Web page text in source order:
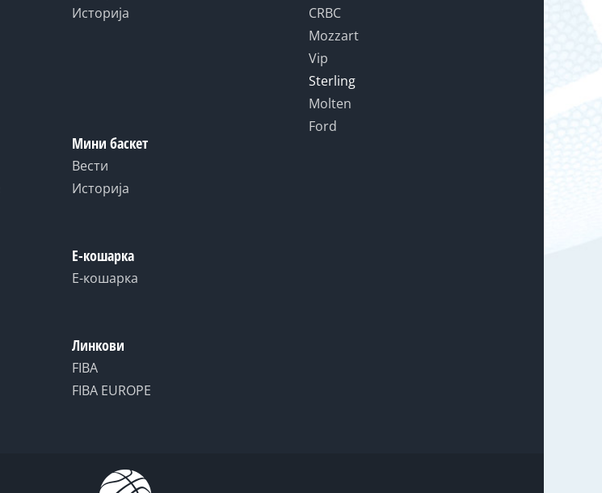
Историја
Мини баскет
Вести
Историја
Е-кошарка
Е-кошарка
Линкови
FIBA
FIBA EUROPE
CRBC
Mozzart
Vip
Sterling
Molten
Ford